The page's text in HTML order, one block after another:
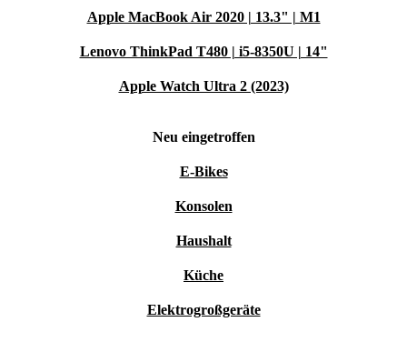
Apple MacBook Air 2020 | 13.3" | M1
Lenovo ThinkPad T480 | i5-8350U | 14"
Apple Watch Ultra 2 (2023)
Neu eingetroffen
E-Bikes
Konsolen
Haushalt
Küche
Elektrogroßgeräte